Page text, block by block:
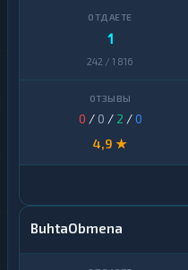
1
242 / 1 816
0 / 0 / 2 /0
4,9 ★
BuhtaObmena